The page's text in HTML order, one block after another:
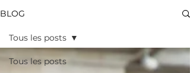
BLOG
Tous les posts
Tous les posts